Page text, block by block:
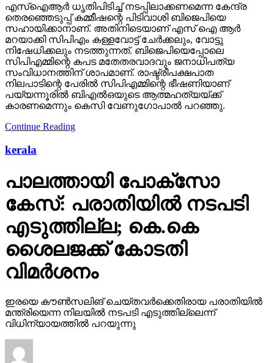
എസ്‌ഐആര്‍ ധൃതിപിടിച്ച് നടപ്പിലാക്കണമെന്ന കേന്ദ്ര
തെരഞ്ഞെടുപ്പ് കമ്മീഷന്റെ പിടിവാശി ബിജെപിയെ
സഹായിക്കാനാണ്. അതിനിടെയാണ് എസ് ഐ ആര്‍
മറയാക്കി സിപിഎം കള്ളവോട്ട് ചേര്‍ക്കലും, വോട്ടു
നിഷേധിക്കലും നടത്തുന്നത്. ബിജെപിയെപ്പോലെ
സിപിഎമ്മിന്റെ കപട മതേതരവാദവും ജനാധിപത്യ
സംവിധാനത്തിന് ശാപമാണ്. രാഷ്ട്രീപക്ഷപാത
നിലപാടിന്റെ പേരില്‍ സിപിഎമ്മിന്റെ ഭീഷണിയാണ്
പയ്യന്നൂരില്‍ ബിഎല്‍ഒയുടെ ആത്മഹത്യയ്ക്ക്
കാരണമെന്നും കെസി വേണുഗോപാല്‍ പറഞ്ഞു.
Continue Reading
kerala
പാലത്തായി പോക്സോ
കേസ്: പരാതിയില്‍ നടപടി
എടുത്തില്ല; കെ.കെ
ശൈലജക്ക് കോടതി
വിമര്‍ശനം
ഇരയെ കൗണ്‍സലിങ് ചെയ്തവര്‍ക്കെതിരായ പരാതിയില്‍
മന്ത്രിയെന്ന നിലയില്‍ നടപടി എടുത്തില്ലെന്ന്
വിധിന്യായത്തില്‍ പറയുന്നു